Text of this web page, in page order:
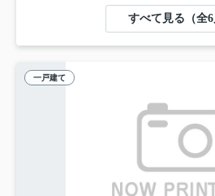
すべて見る（全6
一戸建て